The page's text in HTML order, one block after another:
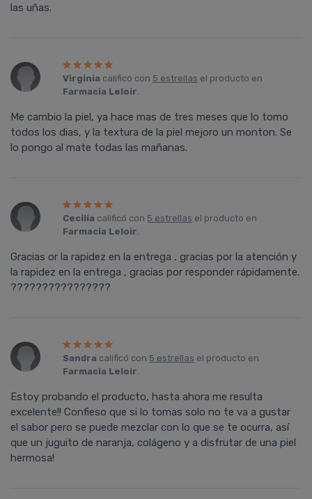
las uñas.
Virginia calificó con 5 estrellas el producto en
Farmacia Leloir.
Me cambio la piel, ya hace mas de tres meses que lo tomo
todos los dias, y la textura de la piel mejoro un monton. Se
lo pongo al mate todas las mañanas.
Cecilia calificó con 5 estrellas el producto en
Farmacia Leloir.
Gracias or la rapidez en la entrega , gracias por la atención y
la rapidez en la entrega , gracias por responder rápidamente.
????????????????
Sandra calificó con 5 estrellas el producto en
Farmacia Leloir.
Estoy probando el producto, hasta ahora me resulta
excelente!! Confieso que si lo tomas solo no te va a gustar
el sabor pero se puede mezclar con lo que se te ocurra, así
que un juguito de naranja, colágeno y a disfrutar de una piel
hermosa!